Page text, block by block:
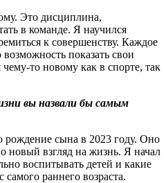
Это дисциплина,
в команде. Я научился
к совершенству. Каждое
показать свои
то новому как в спорте, так
вы назвали бы самым
рождение сына в 2023 году. Оно
новый взгляд на жизнь. Я начал
воспитывать детей и какие
раннего возраста.